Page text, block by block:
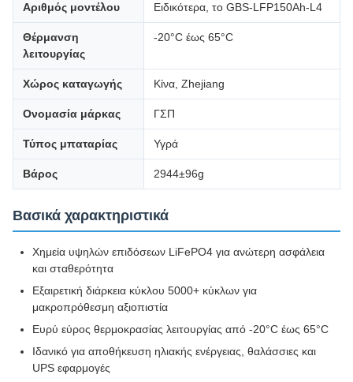
Αριθμός μοντέλου Ειδικότερα, το GBS-LFP150Ah-L4
Θέρμανση
λειτουργίας
-20°C έως 65°C
Χώρος καταγωγής Κίνα, Zhejiang
Ονομασία μάρκας ΓΣΠ
Τύπος μπαταρίας Υγρά
Βάρος 2944±96g
Βασικά χαρακτηριστικά
Χημεία υψηλών επιδόσεων LiFePO4 για ανώτερη ασφάλεια
και σταθερότητα
Εξαιρετική διάρκεια κύκλου 5000+ κύκλων για
μακροπρόθεσμη αξιοπιστία
Ευρύ εύρος θερμοκρασίας λειτουργίας από -20°C έως 65°C
Ιδανικό για αποθήκευση ηλιακής ενέργειας, θαλάσσιες και
UPS εφαρμογές